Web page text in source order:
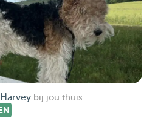
bij jou thuis